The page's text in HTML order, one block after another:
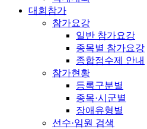
대회참가
참가요강
일반 참가요강
종목별 참가요강
종합점수제 안내
참가현황
등록구분별
종목·시군별
장애유형별
선수·임원 검색